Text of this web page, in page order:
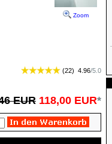
Zoom
(22) 4.96/5.0
EUR 118,00 EUR*